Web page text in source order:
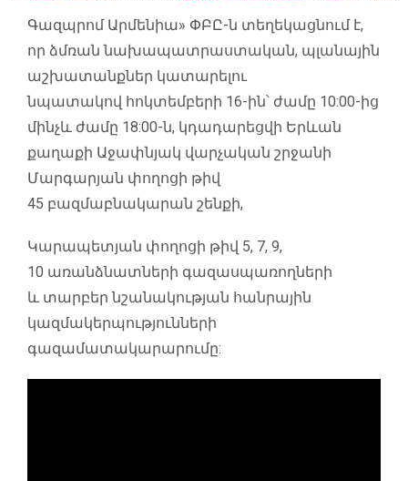
Գազպրոմ Արմենիա» ՓԲԸ-ն տեղեկացնում է,
որ ձմռան նախապատրաստական, պլանային
աշխատանքներ կատարելու
նպատակով հոկտեմբերի 16-ին՝ ժամը 10:00-ից
մինչև ժամը 18:00-ն, կդադարեցվի Երևան
քաղաքի Աջափնյակ վարչական շրջանի
Մարգարյան փողոցի թիվ
45 բազմաբնակարան շենքի,
Կարապետյան փողոցի թիվ 5, 7, 9,
10 առանձնատների գազասպառողների
և տարբեր նշանակության հանրային
կազմակերպությունների
գազամատակարարումը: